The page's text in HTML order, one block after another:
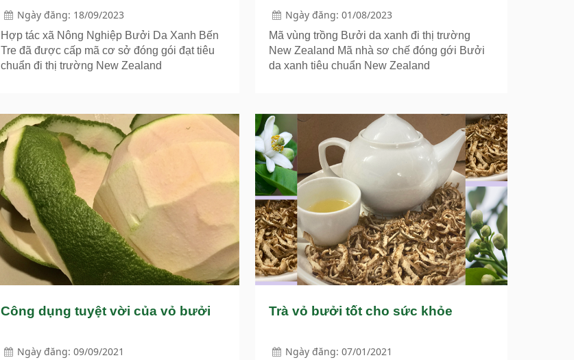
Ngày đăng: 18/09/2023
Hợp tác xã Nông Nghiệp Bưởi Da Xanh Bến
Tre đã được cấp mã cơ sở đóng gói đạt tiêu
chuẩn đi thị trường New Zealand
Ngày đăng: 01/08/2023
Mã vùng trồng Bưởi da xanh đi thị trường
New Zealand Mã nhà sơ chế đóng gới Bưởi
da xanh tiêu chuẩn New Zealand
Công dụng tuyệt vời của vỏ bưởi
Ngày đăng: 09/09/2021
Trà vỏ bưởi tốt cho sức khỏe
Ngày đăng: 07/01/2021